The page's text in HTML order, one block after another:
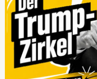
Teile dieses Video und
Länge an:
www.kla.tv/41064
#shorts #film #schauspiel
#twist #emotional #drama